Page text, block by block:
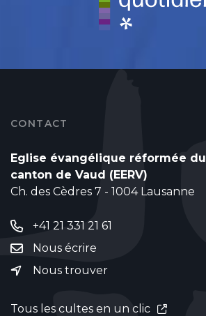
CONTACT
Eglise évangélique réformée du
canton de Vaud (EERV)
Ch. des Cèdres 7 - 1004 Lausanne
+41 21 331 21 61
Nous écrire
Nous trouver
Tous les cultes en un clic